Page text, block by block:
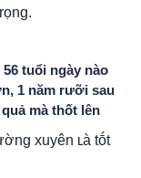
tuổi ngày nào
1 năm rưỡi sau
mà thốt lên
xuyên ʟà tṓt